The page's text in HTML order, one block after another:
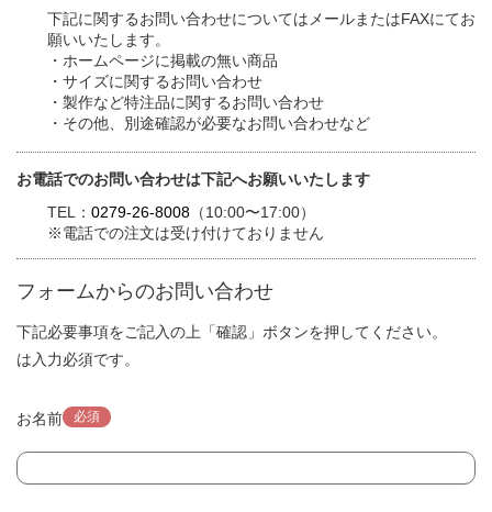
下記に関するお問い合わせについてはメールまたはFAXにてお
願いいたします。
・ホームページに掲載の無い商品
・サイズに関するお問い合わせ
・製作など特注品に関するお問い合わせ
・その他、別途確認が必要なお問い合わせなど
お電話でのお問い合わせは下記へお願いいたします
TEL： 0279-26-8008 （10:00〜17:00）
※電話での注文は受け付けておりません
フォームからのお問い合わせ
下記必要事項をご記入の上「確認」ボタンを押してください。
は入力必須です。
お名前 必須